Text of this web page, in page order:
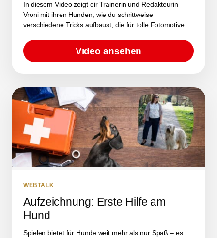
In diesem Video zeigt dir Trainerin und Redakteurin
Vroni mit ihren Hunden, wie du schrittweise
verschiedene Tricks aufbaust, die für tolle Fotomotive...
Video ansehen
WEBTALK
Aufzeichnung: Erste Hilfe am
Hund
Spielen bietet für Hunde weit mehr als nur Spaß – es